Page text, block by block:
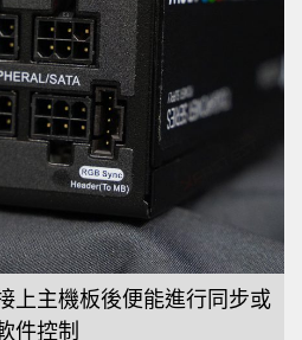
上主機板後便能進行同步或
件控制